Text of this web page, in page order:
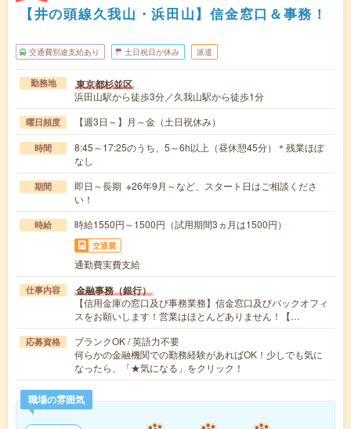
【井の頭線久我山・浜田山】信金窓口＆事務！
交通費別途支給あり 土日祝日が休み 派遣
勤務地 東京都杉並区
浜田山駅から徒歩3分／久我山駅から徒歩1分
曜日頻度 【週3日～】月～金（土日祝休み）
時間
8:45～17:25のうち、5～6h以上（昼休憩45分）＊残業ほぼ
なし
期間
即日～長期 ※26年9月～など、スタート日はご相談くださ
い！
時給 時給1550円～1500円（試用期間3ヵ月は1500円）
交通費
通勤費実費支給
仕事内容 金融事務（銀行）
【信用金庫の窓口及び事務業務】信金窓口及びバックオフィ
スをお願いします！営業はほとんどありません！【…
応募資格
ブランクOK / 英語力不要
何らかの金融機関での勤務経験があればOK！少しでも気に
なったら、「★気になる」をクリック！
職場の雰囲気